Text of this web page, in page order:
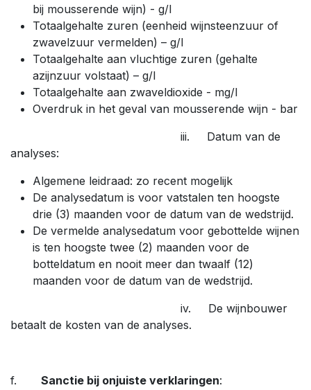
bij mousserende wijn) - g/l
Totaalgehalte zuren (eenheid wijnsteenzuur of
zwavelzuur vermelden) – g/l
Totaalgehalte aan vluchtige zuren (gehalte
azijnzuur volstaat) – g/l
Totaalgehalte aan zwaveldioxide - mg/l
Overdruk in het geval van mousserende wijn - bar
iii. Datum van de
analyses:
Algemene leidraad: zo recent mogelijk
De analysedatum is voor vatstalen ten hoogste
drie (3) maanden voor de datum van de wedstrijd.
De vermelde analysedatum voor gebottelde wijnen
is ten hoogste twee (2) maanden voor de
botteldatum en nooit meer dan twaalf (12)
maanden voor de datum van de wedstrijd.
iv. De wijnbouwer
betaalt de kosten van de analyses.
f. Sanctie bij onjuiste verklaringen: